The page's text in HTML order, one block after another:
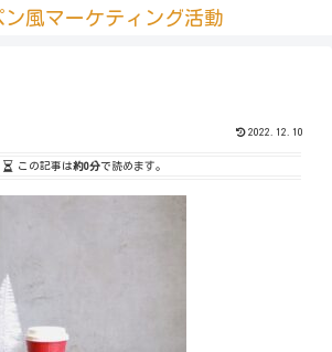
ン風マーケティング活動
2022.12.10
この記事は約0分で読めます。